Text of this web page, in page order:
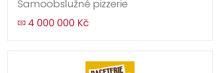
Samoobslužné pizzerie
4 000 000 Kč